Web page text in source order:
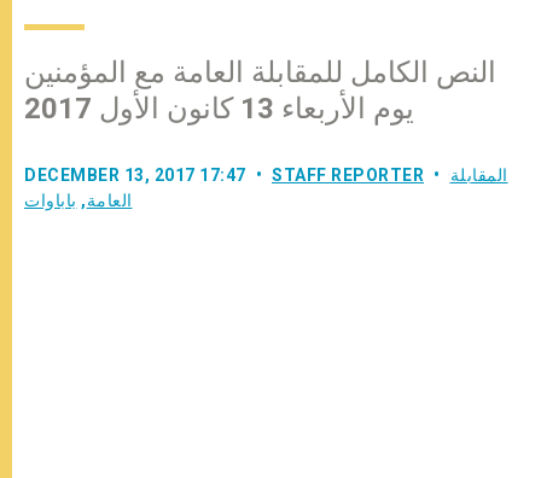
النص الكامل للمقابلة العامة مع المؤمنين
يوم الأربعاء 13 كانون الأول 2017
DECEMBER 13, 2017 17:47 STAFF REPORTER
المقابلة
العامة, باباوات